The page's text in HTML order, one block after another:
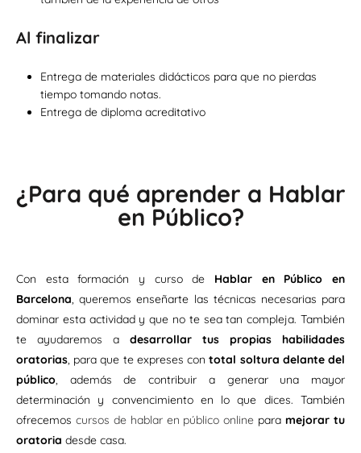
Al finalizar
Entrega de materiales didácticos para que no pierdas
tiempo tomando notas.
Entrega de diploma acreditativo
¿Para qué aprender a Hablar
en Público?
Con esta formación y curso de Hablar en Público en
Barcelona, queremos enseñarte las técnicas necesarias para
dominar esta actividad y que no te sea tan compleja. También
te ayudaremos a desarrollar tus propias habilidades
oratorias, para que te expreses contotal soltura delante del
público, además de contribuir a generar una mayor
determinación y convencimiento en lo que dices. También
ofrecemos cursos de hablar en público online paramejorar tu
oratoria desde casa.